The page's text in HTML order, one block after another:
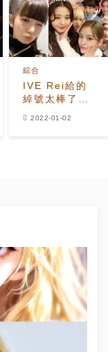
IVE Rei給的
綽號太棒了！
綜合
2022-01-02